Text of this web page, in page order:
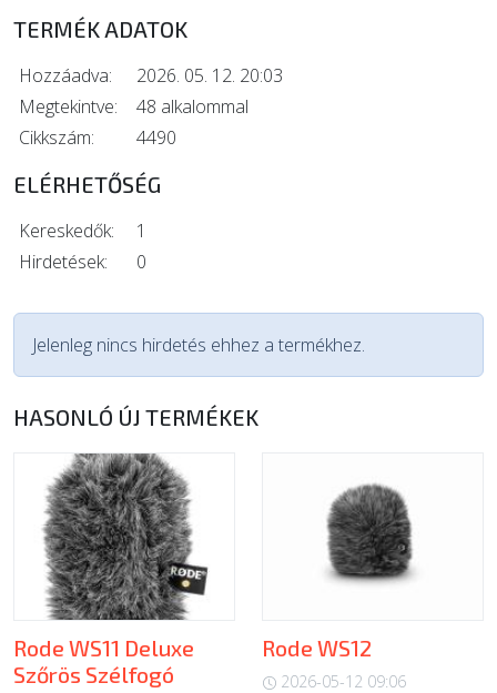
TERMÉK ADATOK
Hozzáadva:
2026. 05. 12. 20:03
Megtekintve:
48 alkalommal
Cikkszám:
4490
ELÉRHETŐSÉG
Kereskedők:
1
Hirdetések:
0
Jelenleg nincs hirdetés ehhez a termékhez.
HASONLÓ ÚJ TERMÉKEK
Rode WS11 Deluxe
Szőrös Szélfogó
Rode WS12
2026-05-12 09:06